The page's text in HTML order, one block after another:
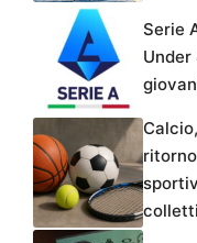
Serie
Under